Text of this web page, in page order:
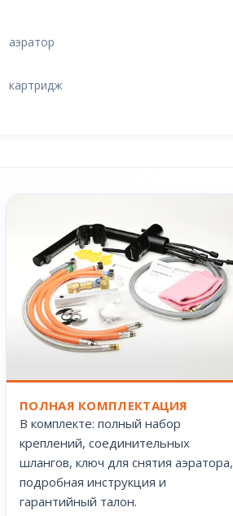
аэратор
картридж
ПОЛНАЯ КОМПЛЕКТАЦИЯ
В комплекте: полный набор
креплений, соединительных
шлангов, ключ для снятия аэратора,
подробная инструкция и
гарантийный талон.